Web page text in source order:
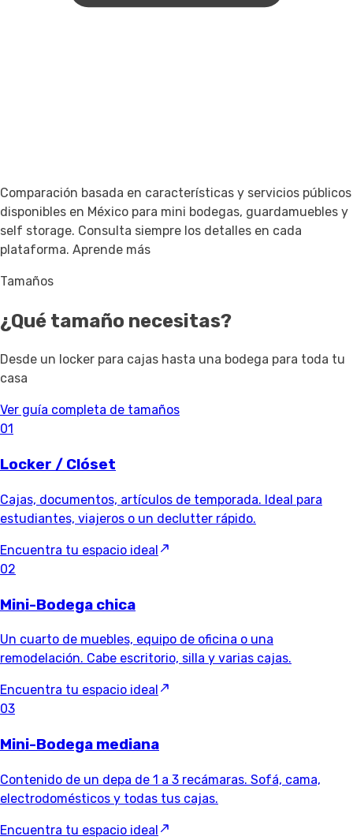
Comparación basada en características y servicios públicos
disponibles en México para mini bodegas, guardamuebles y
self storage. Consulta siempre los detalles en cada
plataforma. Aprende más
Tamaños
¿Qué tamaño necesitas?
Desde un locker para cajas hasta una bodega para toda tu
casa
Ver guía completa de tamaños
01
Locker / Clóset
Cajas, documentos, artículos de temporada. Ideal para
estudiantes, viajeros o un declutter rápido.
Encuentra tu espacio ideal
02
Mini-Bodega chica
Un cuarto de muebles, equipo de oficina o una
remodelación. Cabe escritorio, silla y varias cajas.
Encuentra tu espacio ideal
03
Mini-Bodega mediana
Contenido de un depa de 1 a 3 recámaras. Sofá, cama,
electrodomésticos y todas tus cajas.
Encuentra tu espacio ideal